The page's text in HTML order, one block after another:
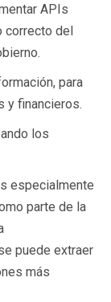
APIs
correcto del
para
y financieros.
los
especialmente
parte de la
puede extraer
más